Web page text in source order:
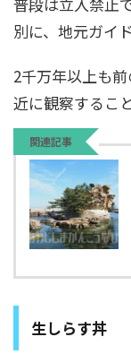
別に、地元ガイ
2千万年以上も
近に観察するこ
関連記事
生しらす丼